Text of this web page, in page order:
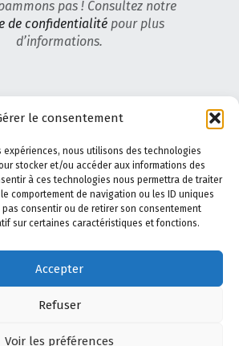
le consentement
expériences, nous utilisons des technologies
stocker et/ou accéder aux informations des
à ces technologies nous permettra de traiter
comportement de navigation ou les ID uniques
consentir ou de retirer son consentement
sur certaines caractéristiques et fonctions.
Accepter
Refuser
Voir les préférences
pas ! Consultez notre
de confidentialité pour plus
d’informations.